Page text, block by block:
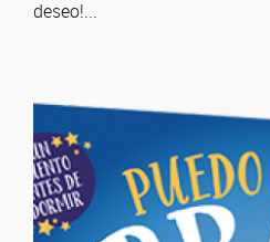
deseo!...